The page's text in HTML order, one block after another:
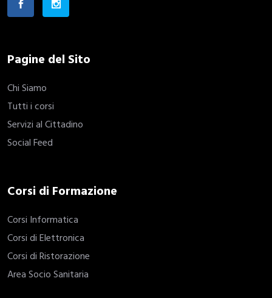
Pagine del Sito
Chi Siamo
Tutti i corsi
Servizi al Cittadino
Social Feed
Corsi di Formazione
Corsi Informatica
Corsi di Elettronica
Corsi di Ristorazione
Area Socio Sanitaria